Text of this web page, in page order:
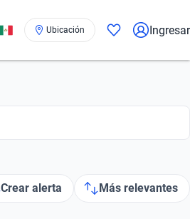
Ubicación Ingresar
Crear alerta Más relevantes